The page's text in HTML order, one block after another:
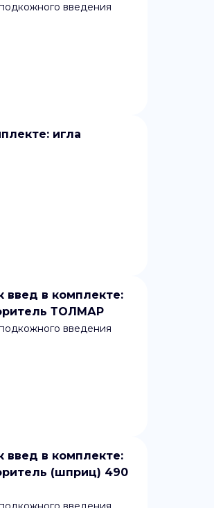
введения
игла
введ в комплекте:
ТОЛМАР
введения
введ в комплекте:
(шприц) 490